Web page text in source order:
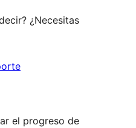
¿Necesitas
el progreso de